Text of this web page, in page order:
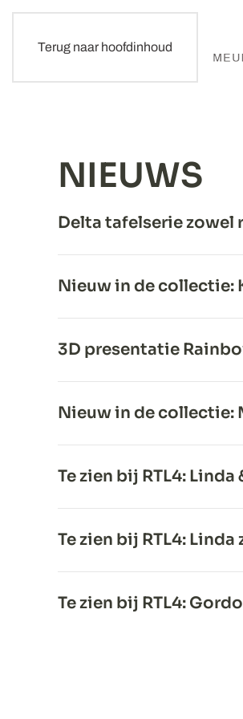
Terug naar hoofdinhoud
NIEUWS
Delta tafelserie zowel
Nieuw in de collectie:
3D presentatie
Nieuw in de collectie:
Te zien bij RTL4:
Te zien bij RTL4:
Te zien bij RTL4: